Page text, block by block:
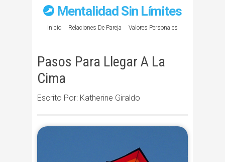
Mentalidad Sin Límites
Inicio Relaciones De Pareja Valores Personales
Pasos Para Llegar A La
Cima
Escrito Por: Katherine Giraldo